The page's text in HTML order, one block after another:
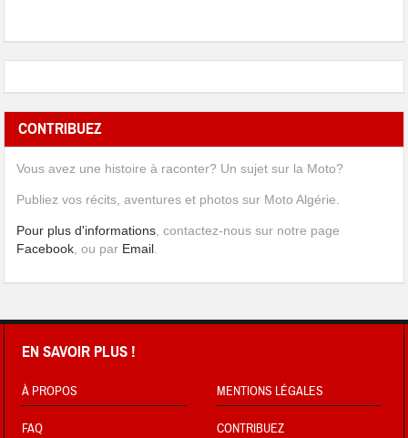
CONTRIBUEZ
Vous avez une histoire à raconter? Un sujet sur la Moto?
Publiez vos récits, aventures et photos sur Moto Algérie.
Pour plus d'informations , contactez-nous sur notre page
Facebook , ou par Email
EN SAVOIR PLUS !
À PROPOS MENTIONS LÉGALES
FAQ CONTRIBUEZ